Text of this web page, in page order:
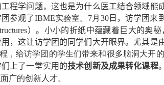
程学问题，这也是为什么医工结合领域
参观了IBME实验室。 7月 30日，访学团来
）。小小的折纸中蕴藏着巨大的奥秘
，这让访学团的同学们大开眼界。尤其
，给访学团的学生们带来和很多脑洞大开
上了一堂实用的技术创新及成果转化课程。
广的创新人才。